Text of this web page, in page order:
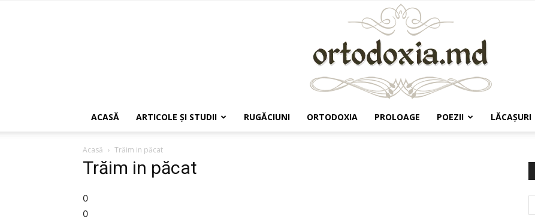
ACASĂ ARTICOLE ŞI STUDII RUGĂCIUNI ORTODOXIA PROLOAGE POEZII LĂCAŞURI
Acasă Trăim in păcat
Trăim in păcat
0
0